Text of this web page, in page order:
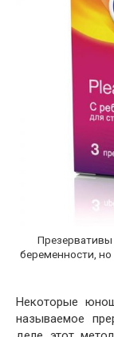
беременности,
Некоторые
называемое